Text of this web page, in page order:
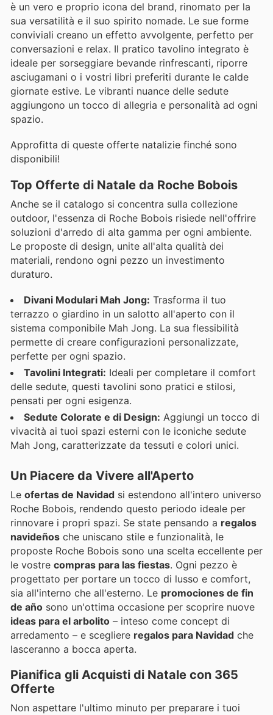
è un vero e proprio icona del brand, rinomato per la
sua versatilità e il suo spirito nomade. Le sue forme
conviviali creano un effetto avvolgente, perfetto per
conversazioni e relax. Il pratico tavolino integrato è
ideale per sorseggiare bevande rinfrescanti, riporre
asciugamani o i vostri libri preferiti durante le calde
giornate estive. Le vibranti nuance delle sedute
aggiungono un tocco di allegria e personalità ad ogni
spazio.
Approfitta di queste offerte natalizie finché sono
disponibili!
Top Offerte di Natale da Roche Bobois
Anche se il catalogo si concentra sulla collezione
outdoor, l'essenza di Roche Bobois risiede nell'offrire
soluzioni d'arredo di alta gamma per ogni ambiente.
Le proposte di design, unite all'alta qualità dei
materiali, rendono ogni pezzo un investimento
duraturo.
Divani Modulari Mah Jong: Trasforma il tuo
terrazzo o giardino in un salotto all'aperto con il
sistema componibile Mah Jong. La sua flessibilità
permette di creare configurazioni personalizzate,
perfette per ogni spazio.
Tavolini Integrati: Ideali per completare il comfort
delle sedute, questi tavolini sono pratici e stilosi,
pensati per ogni esigenza.
Sedute Colorate e di Design: Aggiungi un tocco di
vivacità ai tuoi spazi esterni con le iconiche sedute
Mah Jong, caratterizzate da tessuti e colori unici.
Un Piacere da Vivere all'Aperto
Le ofertas de Navidad si estendono all'intero universo
Roche Bobois, rendendo questo periodo ideale per
rinnovare i propri spazi. Se state pensando a regalos
navideños che uniscano stile e funzionalità, le
proposte Roche Bobois sono una scelta eccellente per
le vostre compras para las fiestas. Ogni pezzo è
progettato per portare un tocco di lusso e comfort,
sia all'interno che all'esterno. Le promociones de fin
de año sono un'ottima occasione per scoprire nuove
ideas para el arbolito – inteso come concept di
arredamento – e scegliere regalos para Navidad che
lasceranno a bocca aperta.
Pianifica gli Acquisti di Natale con 365
Offerte
Non aspettare l'ultimo minuto per preparare i tuoi